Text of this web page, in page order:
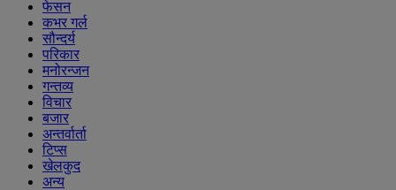
फेसन
कभर गर्ल
सौन्दर्य
परिकार
मनोरन्जन
गन्तव्य
विचार
बजार
अन्तर्वार्ता
टिप्स
खेलकुद
अन्य